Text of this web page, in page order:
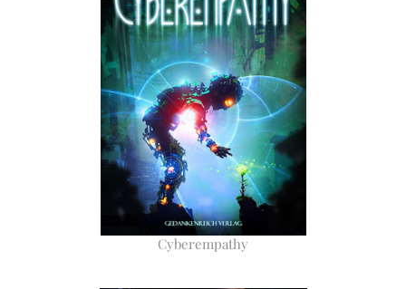
Cyberempathy